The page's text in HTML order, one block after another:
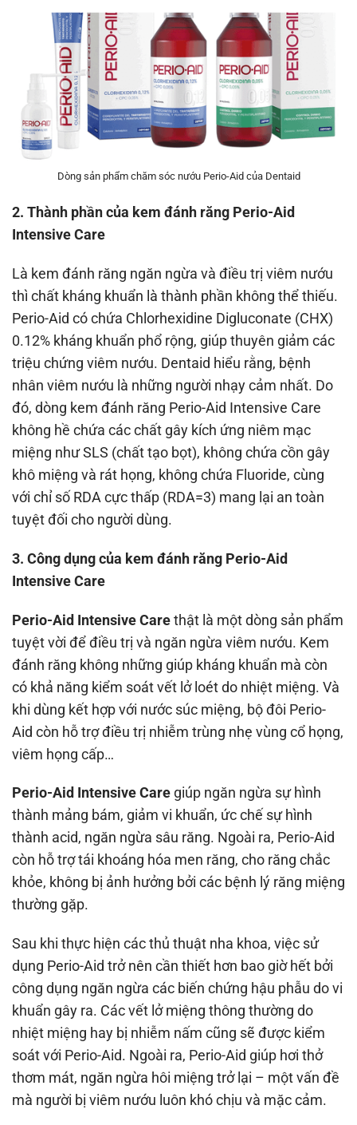
Dòng sản phẩm chăm sóc nướu Perio-Aid của Dentaid
2. Thành phần của kem đánh răng Perio-Aid
Intensive Care
Là kem đánh răng ngăn ngừa và điều trị viêm nướu
thì chất kháng khuẩn là thành phần không thể thiếu.
Perio-Aid có chứa Chlorhexidine Digluconate (CHX)
0.12% kháng khuẩn phổ rộng, giúp thuyên giảm các
triệu chứng viêm nướu. Dentaid hiểu rằng, bệnh
nhân viêm nướu là những người nhạy cảm nhất. Do
đó, dòng kem đánh răng Perio-Aid Intensive Care
không hề chứa các chất gây kích ứng niêm mạc
miệng như SLS (chất tạo bọt), không chứa cồn gây
khô miệng và rát họng, không chứa Fluoride, cùng
với chỉ số RDA cực thấp (RDA=3) mang lại an toàn
tuyệt đối cho người dùng.
3. Công dụng của kem đánh răng Perio-Aid
Intensive Care
Perio-Aid Intensive Carethật là một dòng sản phẩm
tuyệt vời để điều trị và ngăn ngừa viêm nướu. Kem
đánh răng không những giúp kháng khuẩn mà còn
có khả năng kiểm soát vết lở loét do nhiệt miệng. Và
khi dùng kết hợp với nước súc miệng, bộ đôi Perio-
Aid còn hỗ trợ điều trị nhiễm trùng nhẹ vùng cổ họng,
viêm họng cấp…
Perio-Aid Intensive Care giúp ngăn ngừa sự hình
thành mảng bám, giảm vi khuẩn, ức chế sự hình
thành acid, ngăn ngừa sâu răng. Ngoài ra, Perio-Aid
còn hỗ trợ tái khoáng hóa men răng, cho răng chắc
khỏe, không bị ảnh hưởng bởi các bệnh lý răng miệng
thường gặp.
Sau khi thực hiện các thủ thuật nha khoa, việc sử
dụng Perio-Aid trở nên cần thiết hơn bao giờ hết bởi
công dụng ngăn ngừa các biến chứng hậu phẫu do vi
khuẩn gây ra. Các vết lở miệng thông thường do
nhiệt miệng hay bị nhiễm nấm cũng sẽ được kiểm
soát với Perio-Aid. Ngoài ra, Perio-Aid giúp hơi thở
thơm mát, ngăn ngừa hôi miệng trở lại – một vấn đề
mà người bị viêm nướu luôn khó chịu và mặc cảm.